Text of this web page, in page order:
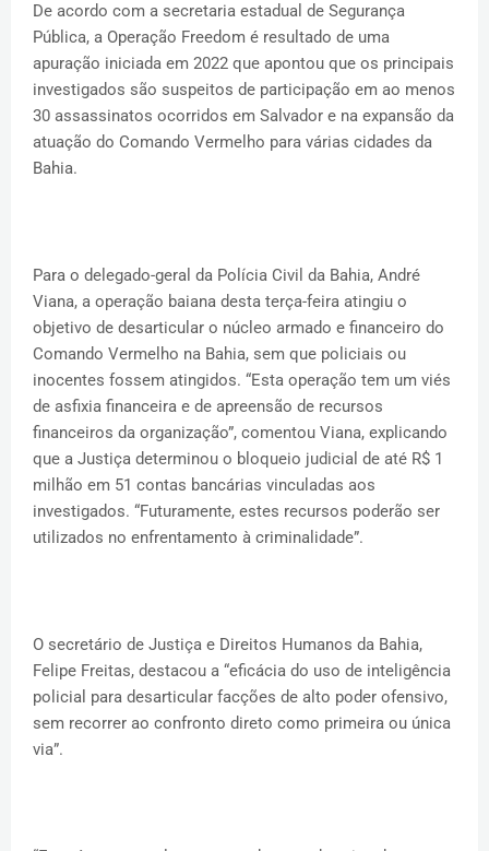
De acordo com a secretaria estadual de Segurança
Pública, a Operação Freedom é resultado de uma
apuração iniciada em 2022 que apontou que os principais
investigados são suspeitos de participação em ao menos
30 assassinatos ocorridos em Salvador e na expansão da
atuação do Comando Vermelho para várias cidades da
Bahia.
Para o delegado-geral da Polícia Civil da Bahia, André
Viana, a operação baiana desta terça-feira atingiu o
objetivo de desarticular o núcleo armado e financeiro do
Comando Vermelho na Bahia, sem que policiais ou
inocentes fossem atingidos. “Esta operação tem um viés
de asfixia financeira e de apreensão de recursos
financeiros da organização”, comentou Viana, explicando
que a Justiça determinou o bloqueio judicial de até R$ 1
milhão em 51 contas bancárias vinculadas aos
investigados. “Futuramente, estes recursos poderão ser
utilizados no enfrentamento à criminalidade”.
O secretário de Justiça e Direitos Humanos da Bahia,
Felipe Freitas, destacou a “eficácia do uso de inteligência
policial para desarticular facções de alto poder ofensivo,
sem recorrer ao confronto direto como primeira ou única
via”.